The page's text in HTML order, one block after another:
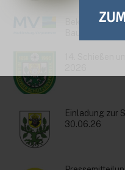
Einladung zur
30.06.26